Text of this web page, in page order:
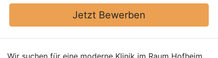
Jetzt Bewerben
Wir suchen für eine moderne Klinik im Raum Hofheim